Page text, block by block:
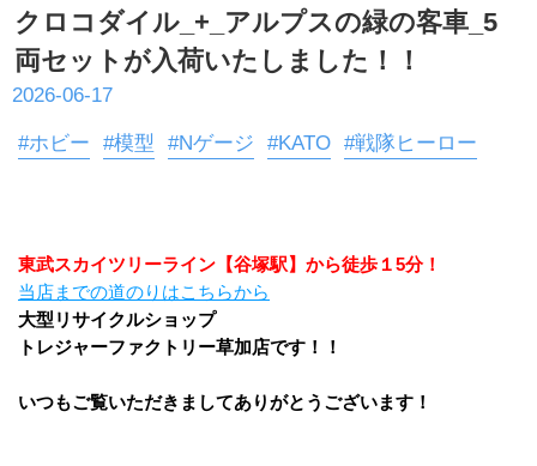
クロコダイル_+_アルプスの緑の客車_5
両セットが入荷いたしました！！
2026-06-17
#ホビー #模型 #Nゲージ #KATO #戦隊ヒーロー
東武スカイツリーライン【谷塚駅】から徒歩１5分！
当店までの道のりはこちらから
大型リサイクルショップ
トレジャーファクトリー草加店です！！
いつもご覧いただきましてありがとうございます！